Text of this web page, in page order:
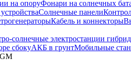
на опоруФонари на солнечных
Солнечные панели
Кабель и коннекторы
солнечные электростанции
сбокуАКБ в грунтМобильные